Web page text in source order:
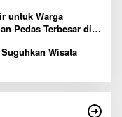
untuk Warga
Pedas Terbesar di
Wisata